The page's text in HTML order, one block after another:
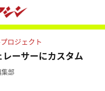
ロジェクト
ーサーにカスタム
部